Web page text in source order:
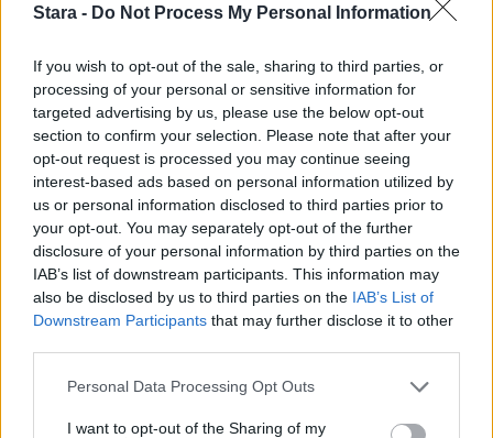
Stara - Do Not Process My Personal Information
If you wish to opt-out of the sale, sharing to third parties, or
processing of your personal or sensitive information for
targeted advertising by us, please use the below opt-out
section to confirm your selection. Please note that after your
opt-out request is processed you may continue seeing
interest-based ads based on personal information utilized by
us or personal information disclosed to third parties prior to
your opt-out. You may separately opt-out of the further
disclosure of your personal information by third parties on the
IAB’s list of downstream participants. This information may
also be disclosed by us to third parties on the IAB’s List of
Downstream Participants that may further disclose it to other
Personal Data Processing Opt Outs
I want to opt-out of the Sharing of my
leikkauksesta tukeen
4
VIIHDEUUTISET
IIro Rantala kruunasi Eppu